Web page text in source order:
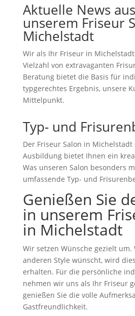
Aktuelle News aus
unserem Friseur
Michelstadt
Wir als Ihr Friseur in
Vielzahl von extravaganten
Beratung bietet die Basis für
typgerechtes Ergebnis, unsere
Mittelpunkt.
Typ- und
Der Friseur Salon in
Ausbildung bietet Ihnen ein
Was unseren Salon besonders
umfassende Typ- und
Genießen Sie
in unserem
in Michelstadt
Wir setzen Wünsche gezielt um.
anderen Style wünscht, wird
erhalten. Für die persönliche
nehmen wir uns als Ihr Friseur
genießen Sie die volle
Gastfreundlichkeit.